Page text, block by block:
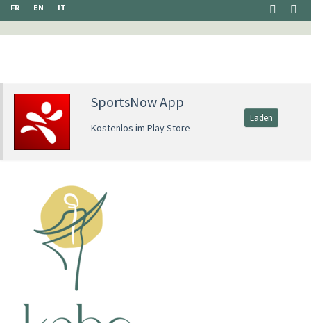
FR EN IT
SportsNow App
Kostenlos im Play Store
Laden